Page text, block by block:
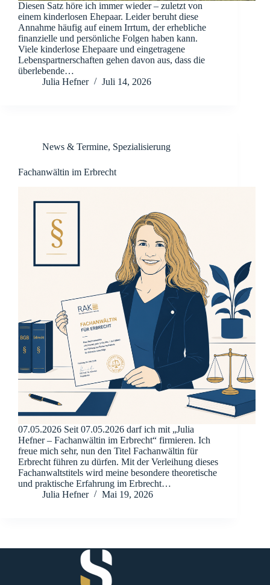
Diesen Satz höre ich immer wieder – zuletzt von
einem kinderlosen Ehepaar. Leider beruht diese
Annahme häufig auf einem Irrtum, der erhebliche
finanzielle und persönliche Folgen haben kann.
Viele kinderlose Ehepaare und eingetragene
Lebenspartnerschaften gehen davon aus, dass die
überlebende…
Julia Hefner
Juli 14, 2026
News & Termine, Spezialisierung
Fachanwältin im Erbrecht
07.05.2026 Seit 07.05.2026 darf ich mit „Julia
Hefner – Fachanwältin im Erbrecht“ firmieren. Ich
freue mich sehr, nun den Titel Fachanwältin für
Erbrecht führen zu dürfen. Mit der Verleihung dieses
Fachanwaltstitels wird meine besondere theoretische
und praktische Erfahrung im Erbrecht…
Julia Hefner
Mai 19, 2026